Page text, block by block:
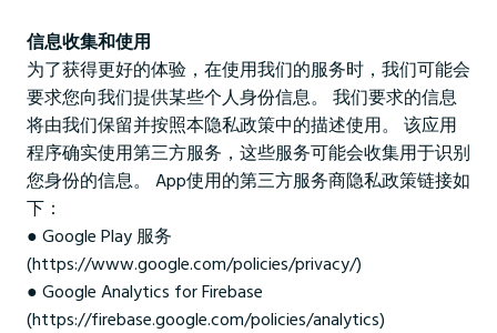
信息收集和使用
为了获得更好的体验，在使用我们的服务时，我们可能会
要求您向我们提供某些个人身份信息。 我们要求的信息
将由我们保留并按照本隐私政策中的描述使用。 该应用
程序确实使用第三方服务，这些服务可能会收集用于识别
您身份的信息。 App使用的第三方服务商隐私政策链接如
下：
● Google Play 服务
(https://www.google.com/policies/privacy/)
● Google Analytics for Firebase
(https://firebase.google.com/policies/analytics)